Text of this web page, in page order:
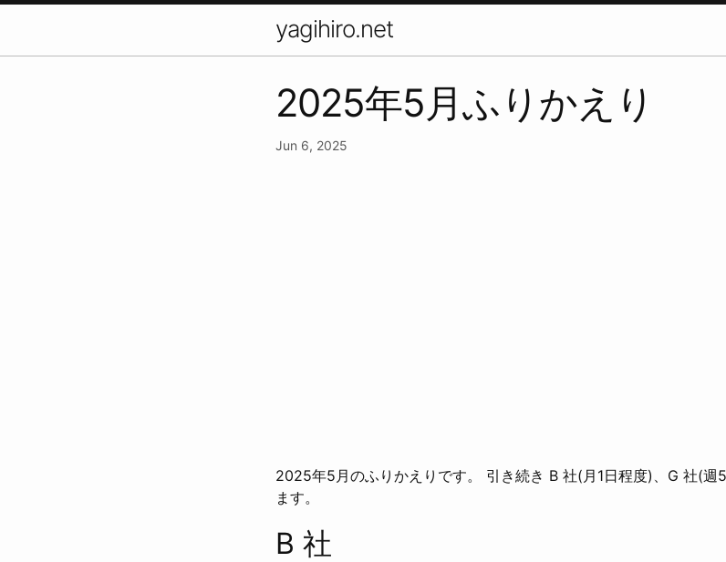
yagihiro.net
2025年5月ふりかえり
Jun 6, 2025
2025年5月のふりかえりです。 引き続き B 社(月1日程度)、G 社(週
ます。
B 社